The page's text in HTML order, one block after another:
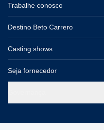
Trabalhe conosco
Destino Beto Carrero
Casting shows
Seja fornecedor